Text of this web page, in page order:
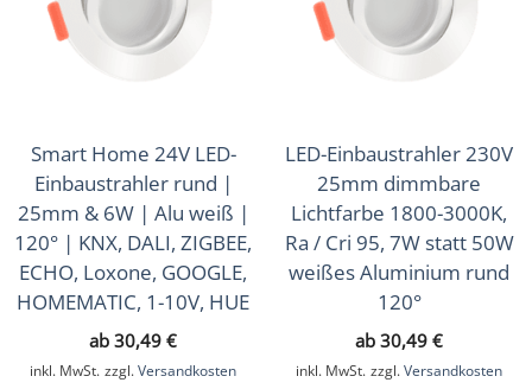
Smart Home 24V LED-
Einbaustrahler rund |
25mm & 6W | Alu weiß |
120° | KNX, DALI, ZIGBEE,
ECHO, Loxone, GOOGLE,
HOMEMATIC, 1-10V, HUE
ab 30,49 €
inkl. MwSt. zzgl. Versandkosten
LED-Einbaustrahler 230V
25mm dimmbare
Lichtfarbe 1800-3000K,
Ra / Cri 95, 7W statt 50W
weißes Aluminium rund
120°
ab 30,49 €
inkl. MwSt. zzgl. Versandkosten